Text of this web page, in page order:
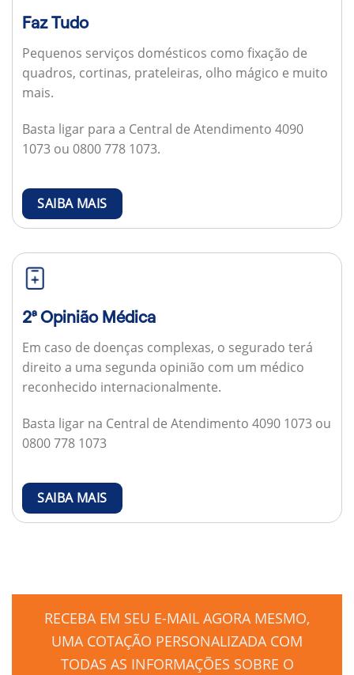
Faz Tudo
Pequenos serviços domésticos como fixação de
quadros, cortinas, prateleiras, olho mágico e muito
mais.
Basta ligar para a Central de Atendimento 4090
1073 ou 0800 778 1073.
SAIBA MAIS
2ª Opinião Médica
Em caso de doenças complexas, o segurado terá
direito a uma segunda opinião com um médico
reconhecido internacionalmente.
Basta ligar na Central de Atendimento 4090 1073 ou
0800 778 1073
SAIBA MAIS
RECEBA EM SEU E-MAIL AGORA MESMO,
UMA COTAÇÃO PERSONALIZADA COM
TODAS AS INFORMAÇÕES SOBRE O